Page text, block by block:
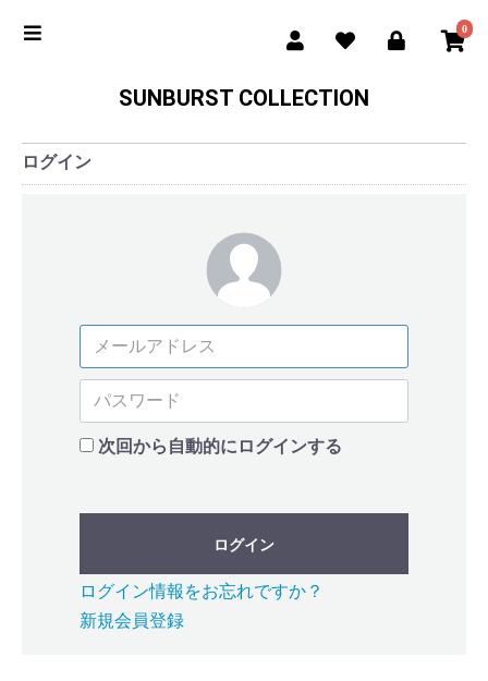
0
SUNBURST COLLECTION
ログイン
次回から自動的にログインする
ログイン
ログイン情報をお忘れですか？
新規会員登録